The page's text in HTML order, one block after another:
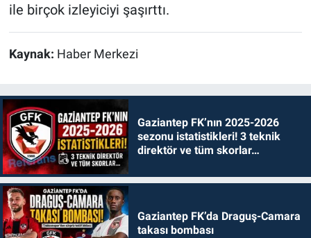
ile birçok izleyiciyi şaşırttı.
Kaynak: Haber Merkezi
Gaziantep FK’nın 2025-2026
sezonu istatistikleri! 3 teknik
direktör ve tüm skorlar…
Gaziantep FK’da Draguş-Camara
takası bombası